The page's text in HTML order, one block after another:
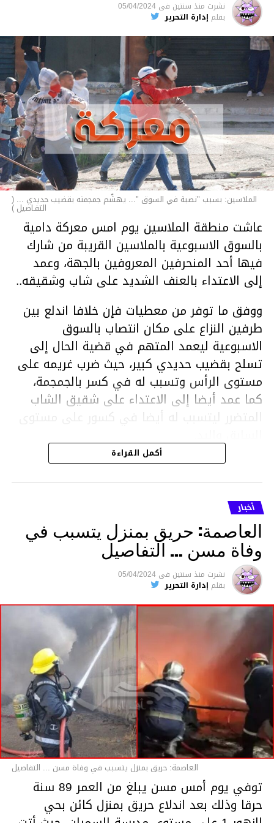
الأخبار
نشرت منذ سنتين فى 05/04/2024
بقلم إدارة التحرير
الملاسين: بسبب "نصبة في السوق "... يهشّم جمجمته بقضيب حديدي ... (
التفـاصيل )
عاشت منطقة الملاسين يوم امس معركة دامية
بالسوق الاسبوعية بالملاسين القريبة من شارك
فيها أحد المنحرفين المعروفين بالجهة، وعمد
إلى الاعتداء بالعنف الشديد على شاب وشقيقه..
ووفق ما توفر من معطيات فإن خلافا اندلع بين
طرفين النزاع على مكان انتصاب بالسوق
الاسبوعية ليعمد المتهم في قضية الحال إلى
تسلح بقضيب حديدي كبير، حيث ضرب غريمه على
مستوى الرأس وتسبب له في كسر بالجمجمة،
كما عمد أيضا إلى الاعتداء على شقيق الشاب
المتضرر ليتسبب له أيضا في كسور على مستوى
هذا وقد تمكن أعوان مركز الأمن الوطني بحي
هلال في توقيت قياسي من محاصرة المشتبه به
والقبض عليه وإحالته على التحقيق في خصوص
ما نُسبه إليه.
متابعة
قسم الاخبار
أكمل القراءة
أخبار
العاصمة: حريق بمنزل يتسبب في
وفاة مسن … التفاصيل
نشرت منذ سنتين فى 05/04/2024
بقلم إدارة التحرير
العاصمة: حريق بمنزل يتسبب في وفاة مسن ... التفاصيل
توفي يوم أمس مسن يبلغ من العمر 89 سنة
حرقا وذلك بعد اندلاع حريق بمنزل كائن بحي